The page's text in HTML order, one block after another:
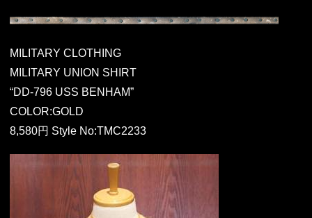
MILITARY CLOTHING
MILITARY UNION SHIRT
“DD-796 USS BENHAM”
COLOR:GOLD
8,580円 Style No:TMC2233